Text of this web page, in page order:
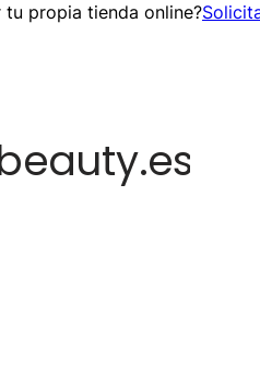
tu propia tienda online?